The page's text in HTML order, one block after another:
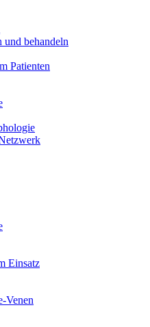
und behandeln
Patienten
Einsatz
Venen